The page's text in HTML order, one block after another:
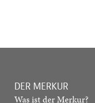
DER MERKUR
Was ist der Merkur?